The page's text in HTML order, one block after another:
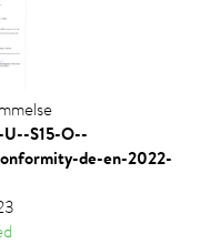
S15-O--
de-en-2022-